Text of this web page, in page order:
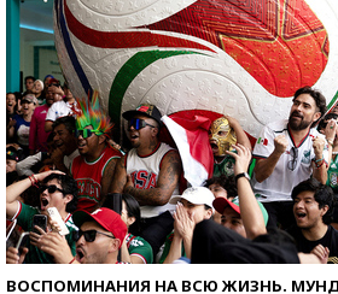
ВОСПОМИНАНИЯ НА ВСЮ ЖИЗНЬ.